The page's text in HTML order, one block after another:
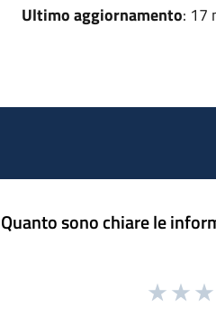
Ultimo aggiornamento: 17
Quanto sono chiare le